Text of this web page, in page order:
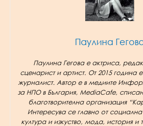
Паулина
Паулина Гегова е актриса,
сценарист и артист. От 2015
журналист. Автор е в медиите
за НПО в България, MediaCafe,
благотворителна организация
Интересува се главно от
култура и изкуство, мода, история и